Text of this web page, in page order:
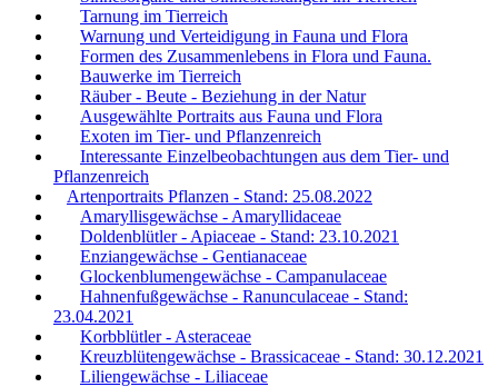
Tarnung im Tierreich
Warnung und Verteidigung in Fauna und Flora
Formen des Zusammenlebens in Flora und Fauna.
Bauwerke im Tierreich
Räuber - Beute - Beziehung in der Natur
Ausgewählte Portraits aus Fauna und Flora
Exoten im Tier- und Pflanzenreich
Interessante Einzelbeobachtungen aus dem Tier- und
Pflanzenreich
Artenportraits Pflanzen - Stand: 25.08.2022
Amaryllisgewächse - Amaryllidaceae
Doldenblütler - Apiaceae - Stand: 23.10.2021
Enziangewächse - Gentianaceae
Glockenblumengewächse - Campanulaceae
Hahnenfußgewächse - Ranunculaceae - Stand:
23.04.2021
Korbblütler - Asteraceae
Kreuzblütengewächse - Brassicaceae - Stand: 30.12.2021
Liliengewächse - Liliaceae